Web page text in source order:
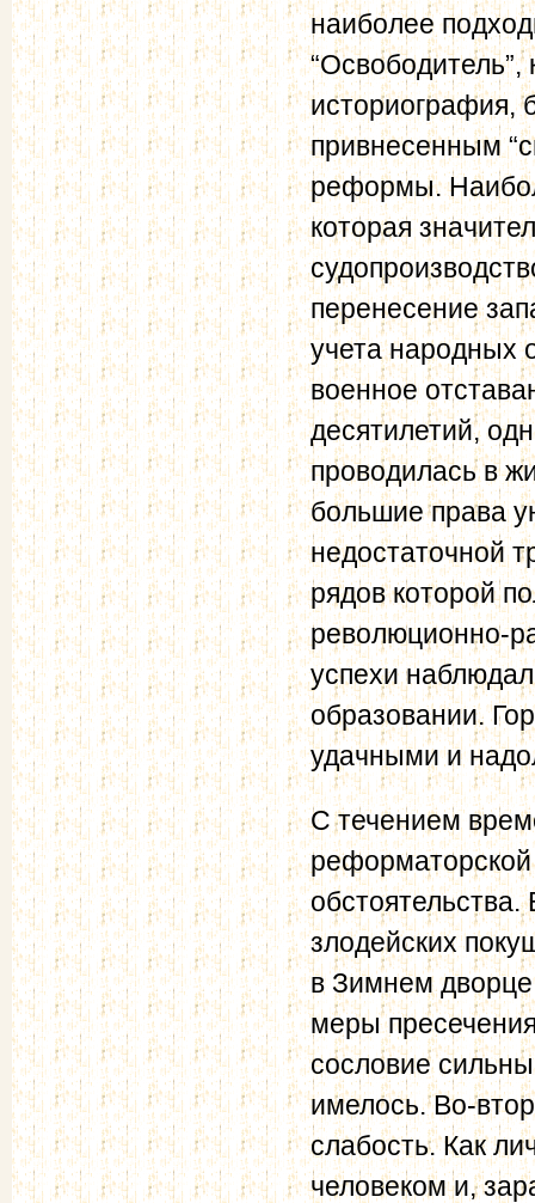
наиболее
историография,
привнесенным
реформы.
которая
перенесение
учета народных
военное
десятилетий,
проводилась в
большие права
недостаточной
рядов которой
революционно-
успехи
образовании.
удачными и
С течением
реформаторской
злодейских
в Зимнем
меры
сословие
имелось. Во-
слабость. Как
человеком и,